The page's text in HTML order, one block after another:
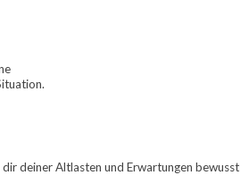
deiner Altlasten und Erwartungen bewusst